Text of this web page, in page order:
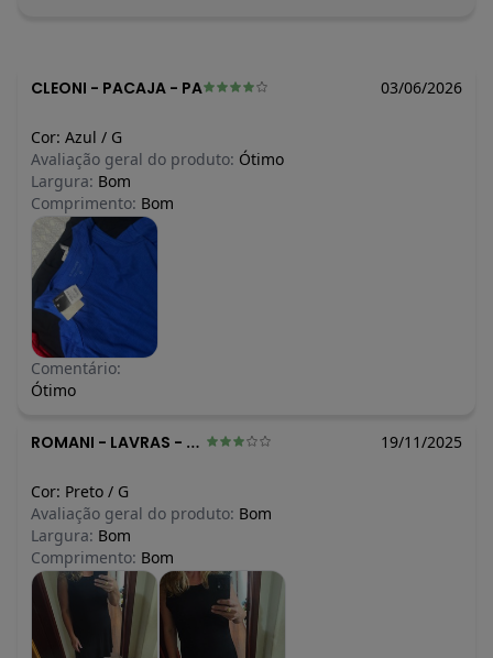
CLEONI - PACAJA - PA 03/06/2026
Cor: Azul / G
Avaliação geral do produto: Ótimo
Largura: Bom
Comprimento: Bom
Comentário:
Ótimo
ROMANI - LAVRAS - MG 19/11/2025
Cor: Preto / G
Avaliação geral do produto: Bom
Largura: Bom
Comprimento: Bom